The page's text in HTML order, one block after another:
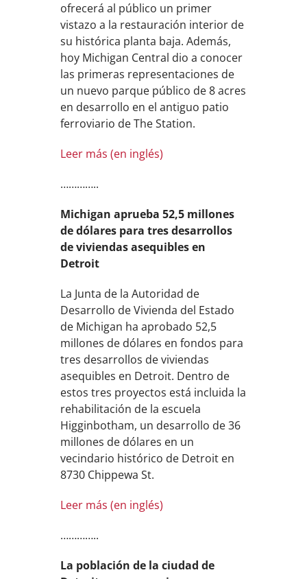
ofrecerá al público un primer
vistazo a la restauración interior de
su histórica planta baja. Además,
hoy Michigan Central dio a conocer
las primeras representaciones de
un nuevo parque público de 8 acres
en desarrollo en el antiguo patio
ferroviario de The Station.
Leer más (en inglés)
…………..
Michigan aprueba 52,5 millones
de dólares para tres desarrollos
de viviendas asequibles en
Detroit
La Junta de la Autoridad de
Desarrollo de Vivienda del Estado
de Michigan ha aprobado 52,5
millones de dólares en fondos para
tres desarrollos de viviendas
asequibles en Detroit. Dentro de
estos tres proyectos está incluida la
rehabilitación de la escuela
Higginbotham, un desarrollo de 36
millones de dólares en un
vecindario histórico de Detroit en
8730 Chippewa St.
Leer más (en inglés)
…………..
La población de la ciudad de